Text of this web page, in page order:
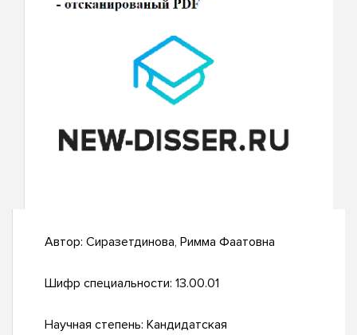
Автор: Сиразетдинова, Римма Фаатовна
Шифр специальности: 13.00.01
Научная степень: Кандидатская